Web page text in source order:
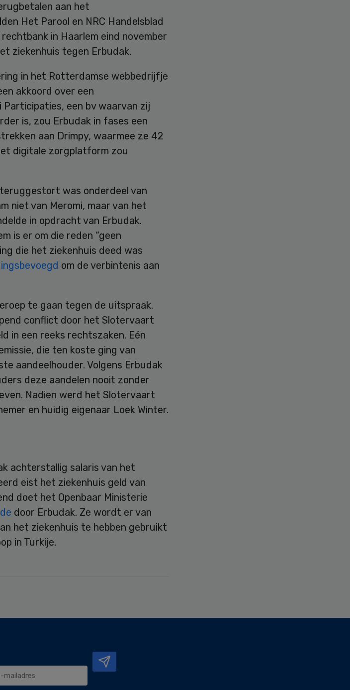
aan het
Het Parool en NRC Handelsblad
in Haarlem eind november
ziekenhuis tegen Erbudak.
in het Rotterdamse webbedrijfje
akkoord over een
Participaties, een bv waarvan zij
is, zou Erbudak in fases een
aan Drimpy, waarmee ze 42
digitale zorgplatform zou
was onderdeel van
niet van Meromi, maar van het
in opdracht van Erbudak.
is er om die reden “geen
die het ziekenhuis deed was
om de verbintenis aan
te gaan tegen de uitspraak.
conflict door het Slotervaart
in een reeks rechtszaken. Eén
die ten koste ging van
aandeelhouder. Volgens Erbudak
deze aandelen nooit zonder
Nadien werd het Slotervaart
en huidig eigenaar Loek Winter.
achterstallig salaris van het
eist het ziekenhuis geld van
doet het Openbaar Ministerie
door Erbudak. Ze wordt er van
het ziekenhuis te hebben gebruikt
in Turkije.